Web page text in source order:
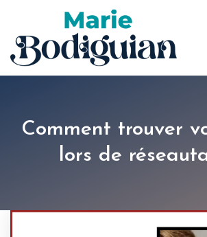
Comment trouver
lors de